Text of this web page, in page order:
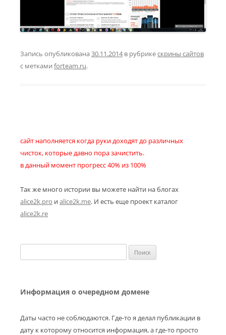
Запись опубликована 30.11.2014в рубрикескрины сайтов
с метками forteam.ru.
сайт наполняется когда руки доходят до различных
чисток, которые давно пора зачистить.
в данный момент прогресс 40% из 100%
Так же много истории вы можете найти на блогах
alice2k.pro иalice2k.me. И есть еще проект каталог
alice2k.re
Информация о очередном домене
Даты часто не соблюдаются. Где-то я делал публикации в
дату к которому относится информация, а где-то просто